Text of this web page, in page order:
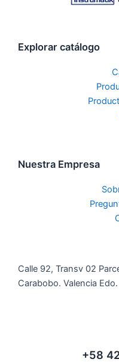
Explorar catálogo
Nuestra Empresa
Calle 92, Transv 02
Carabobo. Valencia
+58